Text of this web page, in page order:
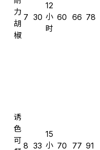
力
胡
椒
7 30
12
小
时
60 66 78
诱
色
可
8 33
15
小 70 77 91